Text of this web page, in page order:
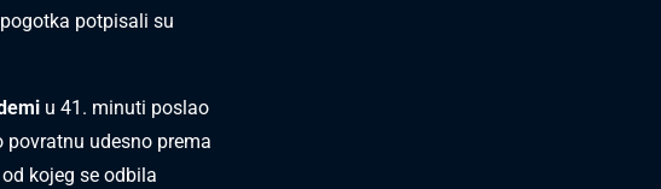
potpisali su
u 41. minuti poslao
povratnu udesno prema
od kojeg se odbila